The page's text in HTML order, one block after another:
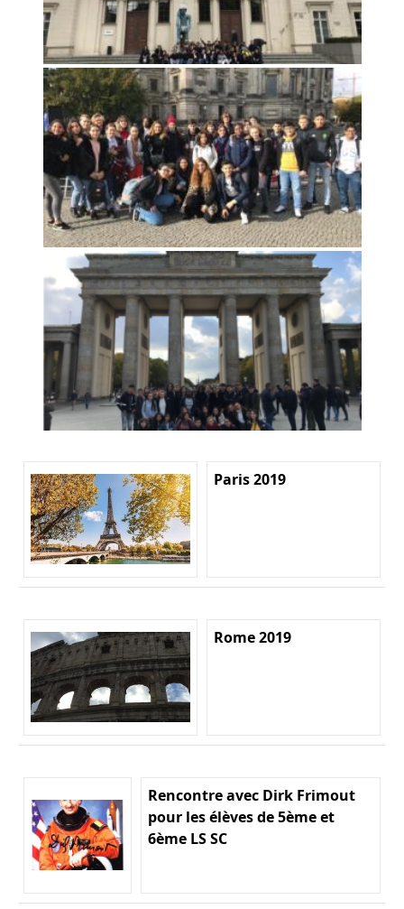
Paris 2019
Rome 2019
Rencontre avec Dirk Frimout
pour les élèves de 5ème et
6ème LS SC